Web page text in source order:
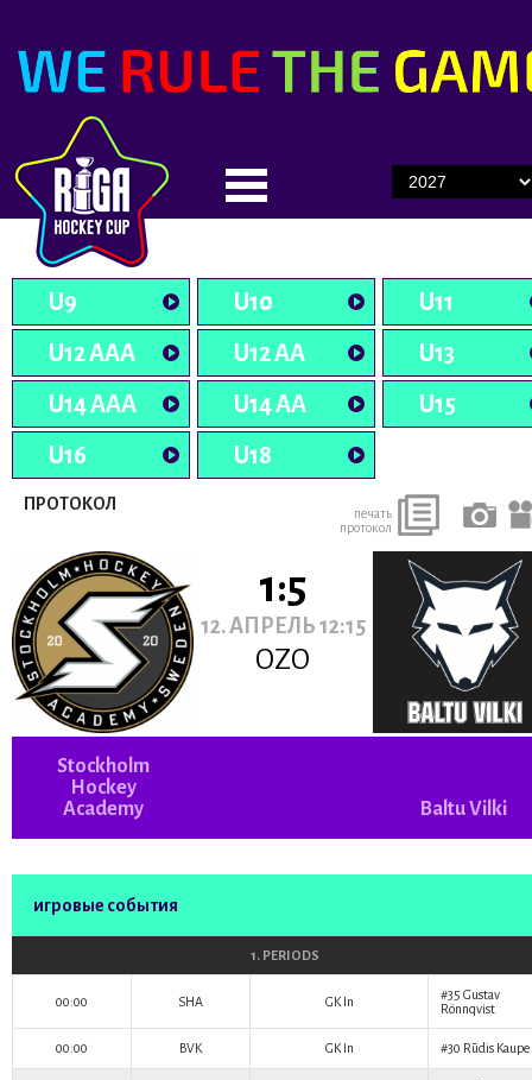
U9 U10
U11
U12 AAA
U12 AA
U13
U14 AAA
U14 AA
U15
U16
U18
ПРОТОКОЛ
печать
протокол
1:5
12. АПРЕЛЬ 12:15
OZO
Stockholm
Hockey
Academy
Baltu Vilki
игровые события
1. PERIODS
00:00 SHA GK In #35 Gustav
Rönnqvist
00:00 BVK GK In #30 Rūdis Kaupe